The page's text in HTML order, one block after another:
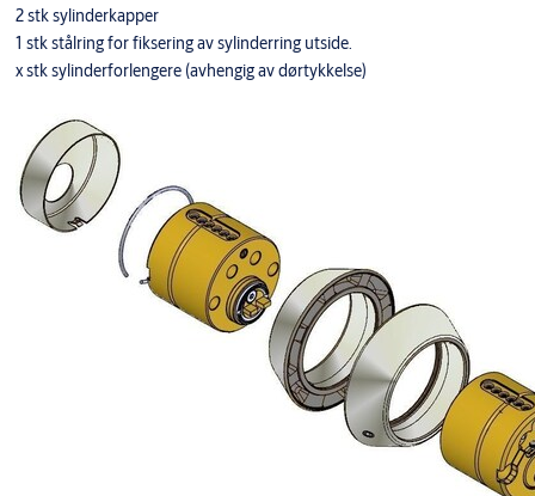
2 stk sylinderkapper
1 stk stålring for fiksering av sylinderring utside.
x stk sylinderforlengere (avhengig av dørtykkelse)